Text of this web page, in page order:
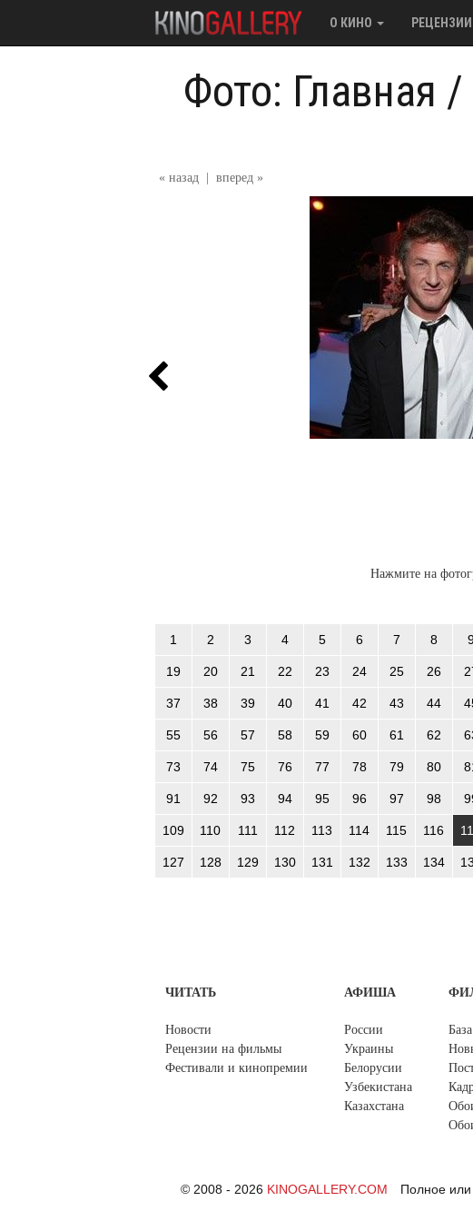
О КИНО РЕЦЕНЗИИ
Фото: Главная /
« назад вперед »
Нажмите на
1 2 3 4 5 6 7 8
19 20 21 22 23 24 25 26
37 38 39 40 41 42 43 44
55 56 57 58 59 60 61 62
73 74 75 76 77 78 79 80
91 92 93 94 95 96 97 98
109 110 111 112 113 114 115 116
127 128 129 130 131 132 133 134
ЧИТАТЬ
Новости
Рецензии на фильмы
Фестивали и кинопремии
АФИША
России
Украины
Белорусии
Узбекистана
Казахстана
© 2008 - 2026 KINOGALLERY.COM
Полное или